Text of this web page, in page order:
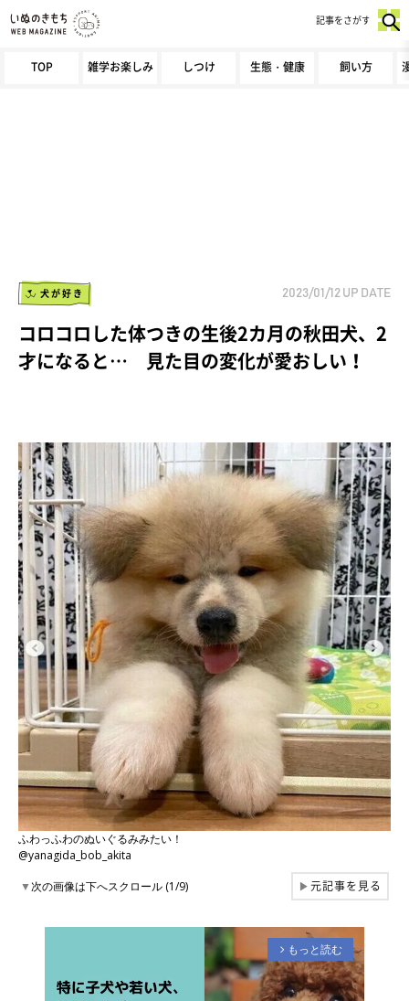
TOP 雑学お楽しみ しつけ 生態・健康 飼い方
記事をさがす
犬が好き 2023/01/12 UP DATE
コロコロした体つきの生後2カ月の秋田犬、2
才になると… 見た目の変化が愛おしい！
ふわっふわのぬいぐるみみたい！
@yanagida_bob_akita
▼次の画像は下へスクロール (1/9) ▶元記事を見る
arrow_forward_ios もっと読む